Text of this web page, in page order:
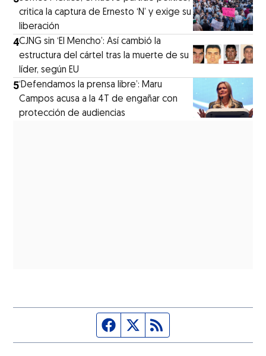
critica la captura de Ernesto ‘N’ y exige su
liberación
4CJNG sin ‘El Mencho’: Así cambió la
estructura del cártel tras la muerte de su
líder, según EU
5‘Defendamos la prensa libre’: Maru
Campos acusa a la 4T de engañar con
protección de audiencias
Página de Facebook
Fuente Twitter